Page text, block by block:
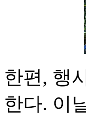
한편, 행
한다. 이